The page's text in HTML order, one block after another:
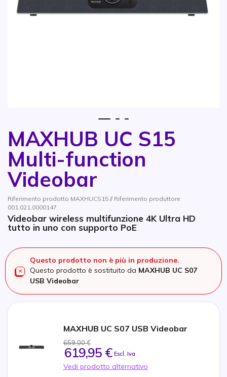
MAXHUB UC S15
Multi-function
Videobar
Riferimento prodotto MAXHUCS15 // Riferimento produttore
001.021.0000147
Videobar wireless multifunzione 4K Ultra HD
tutto in uno con supporto PoE
Questo prodotto non è più in produzione.
Questo prodotto è sostituito da MAXHUB UC S07
USB Videobar
MAXHUB UC S07 USB Videobar
659,00 €
619,95 € Escl. Iva
Vedi prodotto alternativo
Vai all'inizio della galleria di immagini